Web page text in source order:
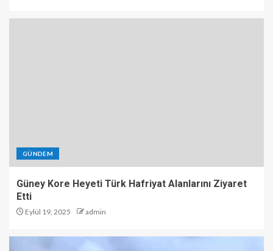
GÜNDEM
Güney Kore Heyeti Türk Hafriyat Alanlarını Ziyaret
Etti
Eylül 19, 2025 admin